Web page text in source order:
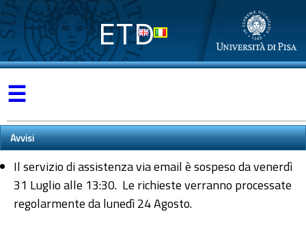
ETD
☰
Avvisi
Il servizio di assistenza via email è sospeso da venerdì
31 Luglio alle 13:30. Le richieste verranno processate
regolarmente da lunedì 24 Agosto.